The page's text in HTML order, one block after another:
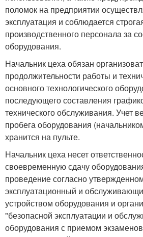
поломок на предприятии
эксплуатация и соблюдается
производственного персонала за
оборудования.
Начальник цеха обязан
продолжительности работы и
основного технологического
последующего составления
технического обслуживания. Учет
пробега оборудования
хранится на пульте.
Начальник цеха несет
своевременную сдачу
проведение согласно
эксплуатационный и
устройством оборудования и
"безопасной эксплуатации и
оборудования с приемом